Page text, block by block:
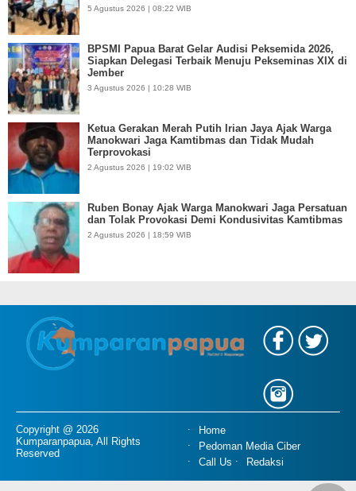
5 Agustus 2026 | 08:22 WIB
BPSMI Papua Barat Gelar Audisi Peksemida 2026,
Siapkan Delegasi Terbaik Menuju Pekseminas XIX di
Jember
3 Agustus 2026 | 10:28 WIB
Ketua Gerakan Merah Putih Irian Jaya Ajak Warga
Manokwari Jaga Kamtibmas dan Tidak Mudah
Terprovokasi
2 Agustus 2026 | 19:02 WIB
Ruben Bonay Ajak Warga Manokwari Jaga Persatuan
dan Tolak Provokasi Demi Kondusivitas Kamtibmas
2 Agustus 2026 | 18:59 WIB
Copyright @ 2026
Kumparanpapua, All Rights
Reserved
Home
Pedoman Media Ciber
Call Us
Redaksi